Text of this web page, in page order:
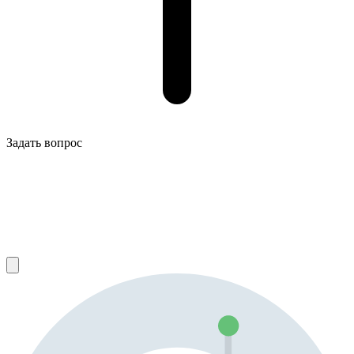
Задать вопрос